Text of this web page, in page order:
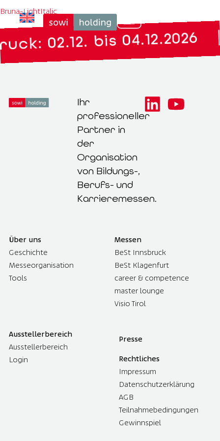
Bruna-LightItalic
02.12. bis 04.12.2026
Ihr
professioneller
Partner in
der
Organisation
von Bildungs-,
Berufs- und
Karrieremessen.
Über uns
Geschichte
Messeorganisation
Tools
Messen
BeSt Innsbruck
BeSt Klagenfurt
career & competence
master lounge
Visio Tirol
Ausstellerbereich
Ausstellerbereich
Login
Presse
Rechtliches
Impressum
Datenschutzerklärung
AGB
Teilnahmebedingungen
Gewinnspiel